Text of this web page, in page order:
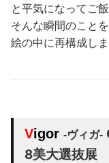
と平気になってご
そんな瞬間のこと
絵の中に再構成しま
Vigor -ヴィガ-
8美大選抜展